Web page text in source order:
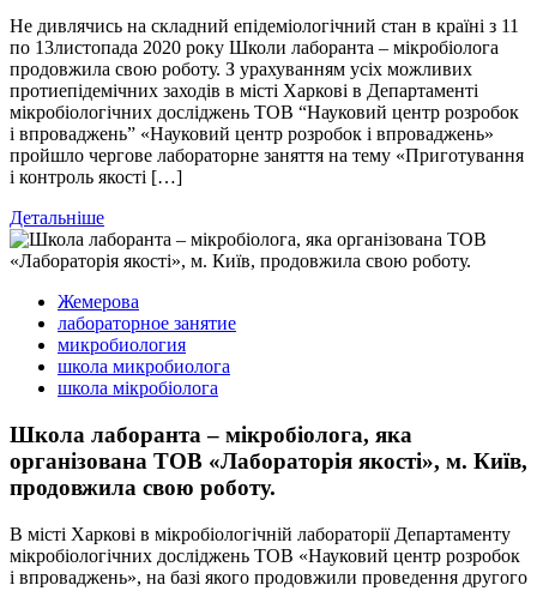
Не дивлячись на складний епідеміологічний стан в країні з 11
по 13листопада 2020 року Школи лаборанта – мікробіолога
продовжила свою роботу. З урахуванням усіх можливих
протиепідемічних заходів в місті Харкові в Департаменті
мікробіологічних досліджень ТОВ “Науковий центр розробок
і впроваджень” «Науковий центр розробок і впроваджень»
пройшло чергове лабораторне заняття на тему «Приготування
і контроль якості […]
Детальніше
Жемерова
лабораторное занятие
микробиология
школа микробиолога
школа мікробіолога
Школа лаборанта – мікробіолога, яка
організована ТОВ «Лабораторія якості», м. Київ,
продовжила свою роботу.
В місті Харкові в мікробіологічній лабораторії Департаменту
мікробіологічних досліджень ТОВ «Науковий центр розробок
і впроваджень», на базі якого продовжили проведення другого